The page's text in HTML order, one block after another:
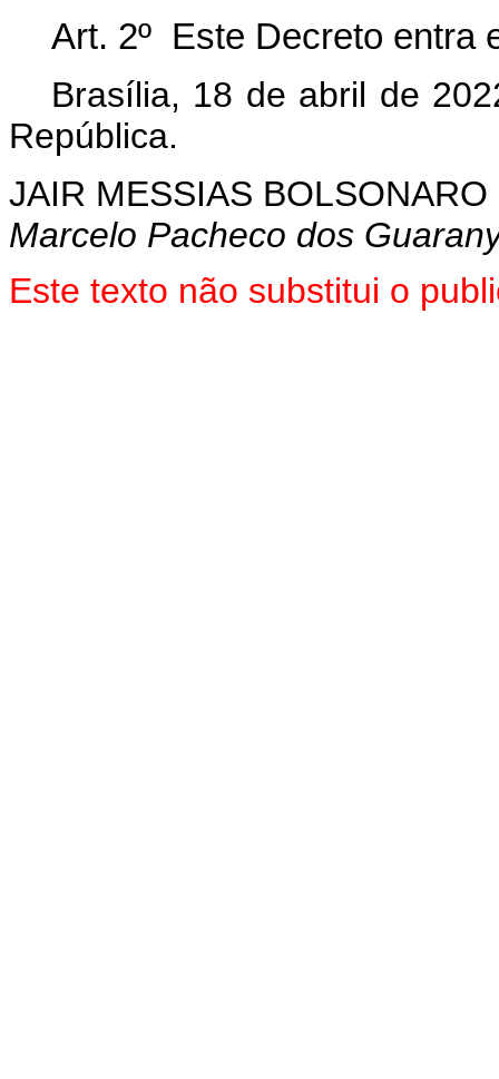
Art. 2º Este Decreto entra
Brasília, 18 de abril de
República.
JAIR MESSIAS BOLSONARO
Marcelo Pacheco dos
Este texto não substitui o